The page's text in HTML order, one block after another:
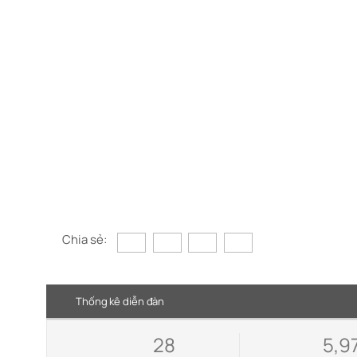
Chia sẻ:
Thống kê diễn đàn
28